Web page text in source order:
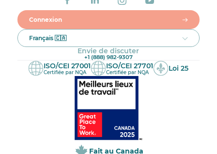
Connexion
Français 🇨🇦
Envie de discuter
+1 (888) 982-9307
ISO/CEI 27001
Certifiée par NQA
ISO/CEI 27701
Certifiée par NQA Loi 25
Fait au Canada